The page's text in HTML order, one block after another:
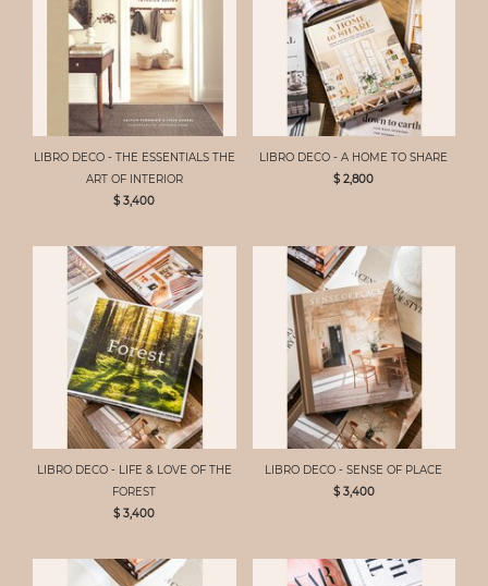
LIBRO DECO - THE ESSENTIALS THE
ART OF INTERIOR
$ 3,400
LIBRO DECO - A HOME TO SHARE
$ 2,800
LIBRO DECO - LIFE & LOVE OF THE
FOREST
$ 3,400
LIBRO DECO - SENSE OF PLACE
$ 3,400